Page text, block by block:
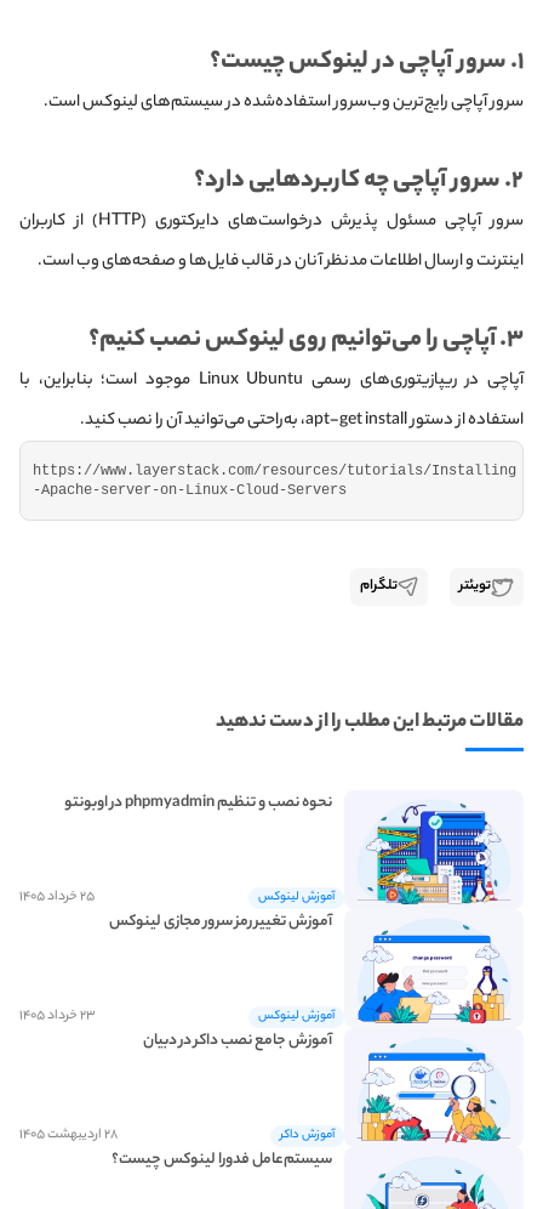
۱. سرور آپاچی در لینوکس چیست؟
سرور آپاچی رایج‌ترین وب‌سرور استفاده‌شده در سیستم‌های لینوکس است.
۲. سرور آپاچی چه کاربردهایی دارد؟
سرور آپاچی مسئول پذیرش درخواست‌های دایرکتوری (HTTP) از کاربران
اینترنت و ارسال اطلاعات مدنظر آنان در قالب فایل‌ها و صفحه‌های وب است.
۳. آپاچی را می‌توانیم روی لینوکس نصب کنیم؟
آپاچی در ریپازیتوری‌های رسمی Linux Ubuntu موجود است؛ بنابراین، با
استفاده از دستور apt-get install، به‌راحتی می‌توانید آن را نصب کنید.
https: //www.layerstack.com/resources/tutorials/Installing
-Apache-server-on-Linux-Cloud-Servers
تویئتر تلگرام
مقالات مرتبط این مطلب را از دست ندهید
آموزش لینوکس ۲۵ خرداد ۱۴۰۵
نحوه نصب و تنظیم phpmyadmin در اوبونتو
آموزش لینوکس ۲۳ خرداد ۱۴۰۵
آموزش تغییر رمز سرور مجازی لینوکس
آموزش داکر ۲۸ اردیبهشت ۱۴۰۵
آموزش جامع نصب داکر در دبیان
سیستم‌عامل فدورا لینوکس چیست؟